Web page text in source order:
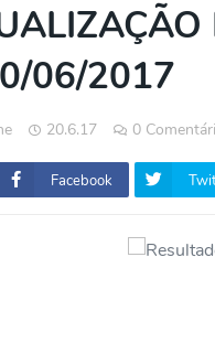
06/2017
20.6.17 0
Facebook